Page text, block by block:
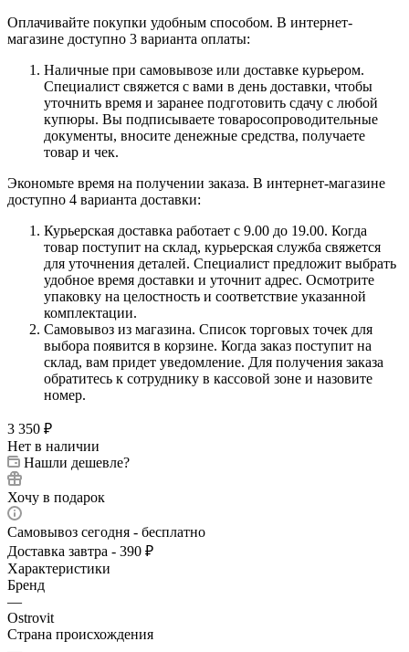
Оплачивайте покупки удобным способом. В интернет-
магазине доступно 3 варианта оплаты:
Наличные при самовывозе или доставке курьером.
Специалист свяжется с вами в день доставки, чтобы
уточнить время и заранее подготовить сдачу с любой
купюры. Вы подписываете товаросопроводительные
документы, вносите денежные средства, получаете
товар и чек.
Экономьте время на получении заказа. В интернет-магазине
доступно 4 варианта доставки:
Курьерская доставка работает с 9.00 до 19.00. Когда
товар поступит на склад, курьерская служба свяжется
для уточнения деталей. Специалист предложит выбрать
удобное время доставки и уточнит адрес. Осмотрите
упаковку на целостность и соответствие указанной
комплектации.
Самовывоз из магазина. Список торговых точек для
выбора появится в корзине. Когда заказ поступит на
склад, вам придет уведомление. Для получения заказа
обратитесь к сотруднику в кассовой зоне и назовите
номер.
3 350 ₽
Нет в наличии
Нашли дешевле?
Хочу в подарок
Самовывоз сегодня - бесплатно
Доставка завтра - 390 ₽
Характеристики
Бренд
—
Ostrovit
Страна происхождения